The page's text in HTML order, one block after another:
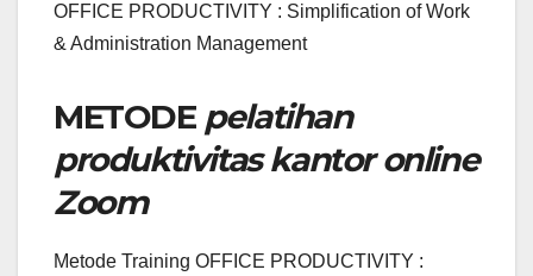
OFFICE PRODUCTIVITY : Simplification of Work
& Administration Management
METODE pelatihan
produktivitas kantor online
Zoom
Metode Training OFFICE PRODUCTIVITY :